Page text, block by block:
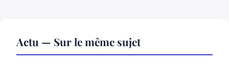
Actu — Sur le même sujet